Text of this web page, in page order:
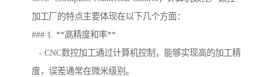
加工厂的特点主要体现在以下几个方面：
### 1. **高精度和率**
- CNC数控加工通过计算机控制，能够实现高的加工精
度，误差通常在微米级别。